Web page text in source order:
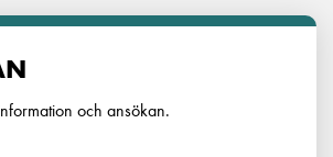
och ansökan.